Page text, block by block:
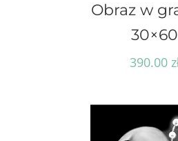
Obraz w
30×60
390.00